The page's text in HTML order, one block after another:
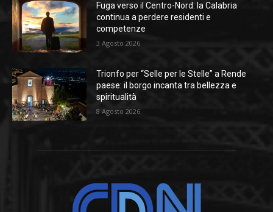
Fuga verso il Centro-Nord: la Calabria
continua a perdere residenti e
competenze
3 Agosto 2026
Trionfo per “Selle per le Stelle” a Rende
paese: il borgo incanta tra bellezza e
spiritualità
8 Agosto 2026